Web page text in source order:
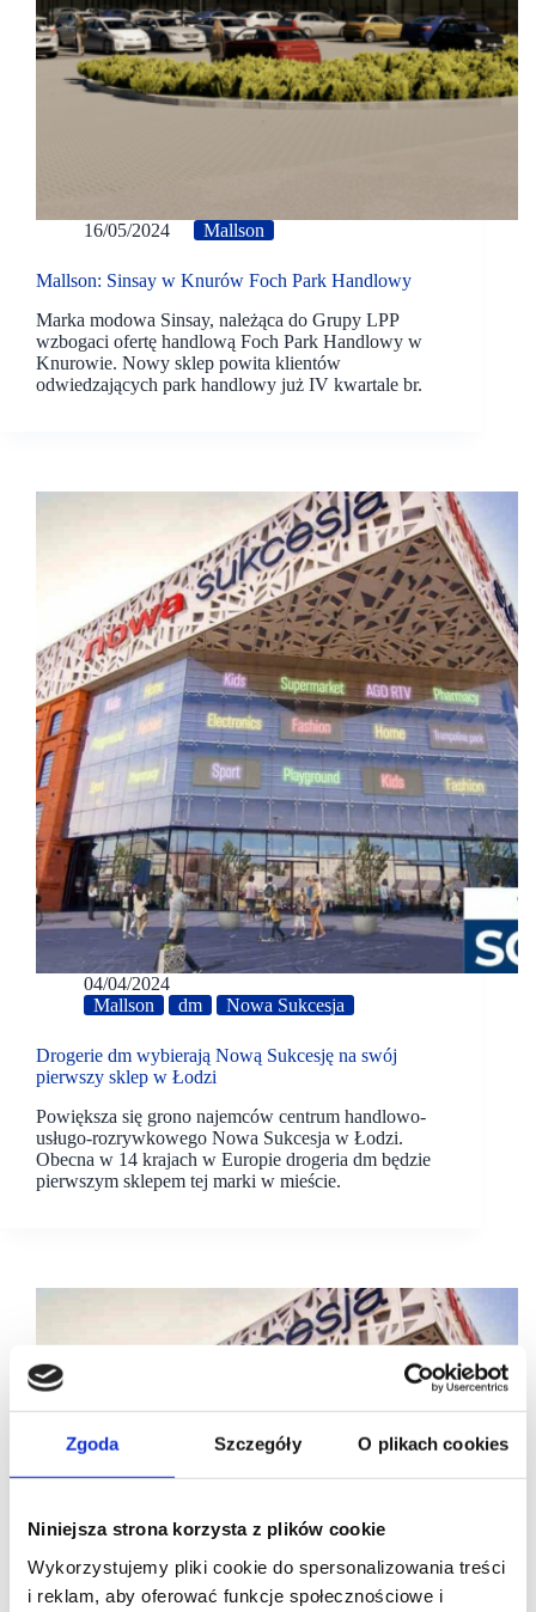
Zgoda Szczegóły O plikach cookies
Niniejsza strona korzysta z plików cookie
Wykorzystujemy pliki cookie do spersonalizowania treści
i reklam, aby oferować funkcje społecznościowe i
16/05/2024 Mallson
Mallson: Sinsay w Knurów Foch Park Handlowy
Marka modowa Sinsay, należąca do Grupy LPP
wzbogaci ofertę handlową Foch Park Handlowy w
Knurowie. Nowy sklep powita klientów
odwiedzających park handlowy już IV kwartale br.
04/04/2024
Mallson
dm Nowa Sukcesja
Drogerie dm wybierają Nową Sukcesję na swój
pierwszy sklep w Łodzi
Powiększa się grono najemców centrum handlowo-
usługo-rozrywkowego Nowa Sukcesja w Łodzi.
Obecna w 14 krajach w Europie drogeria dm będzie
pierwszym sklepem tej marki w mieście.